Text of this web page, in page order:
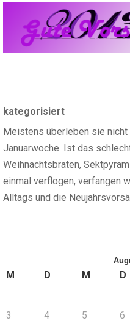
kategorisiert
Meistens überleben sie
Januarwoche. Ist das
Weihnachtsbraten,
einmal verflogen, verfangen
Alltags und die
M D M D
3
4 5 6